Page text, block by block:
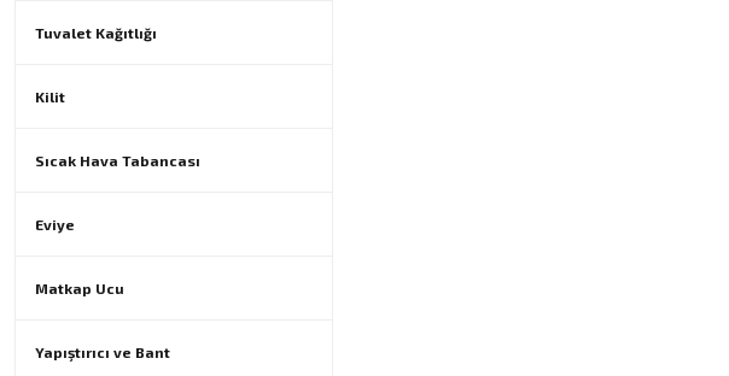
Tuvalet Kağıtlığı
Kilit
Sıcak Hava Tabancası
Eviye
Matkap Ucu
Yapıştırıcı ve Bant